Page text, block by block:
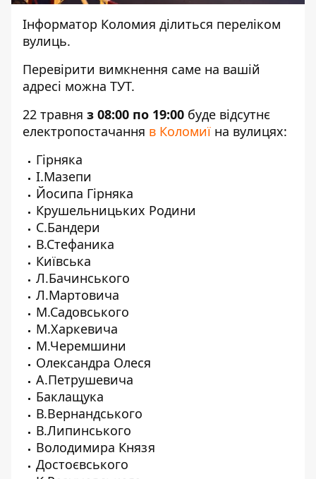
Інформатор Коломия ділиться переліком
вулиць.
Перевірити вимкнення саме на вашій
адресі можна ТУТ.
22 травня з 08:00 по 19:00 буде відсутнє
електропостачання в Коломиї на вулицях:
Гірняка
І.Мазепи
Йосипа Гірняка
Крушельницьких Родини
С.Бандери
В.Стефаника
Київська
Л.Бачинського
Л.Мартовича
М.Садовського
М.Харкевича
М.Черемшини
Олександра Олеся
А.Петрушевича
Баклащука
В.Вернандського
В.Липинського
Володимира Князя
Достоєвського